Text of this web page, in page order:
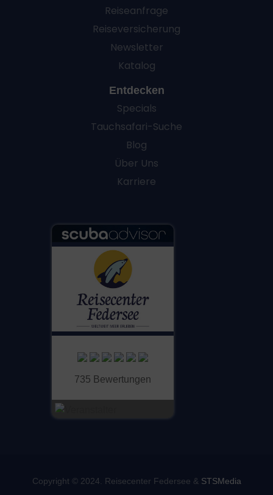
Reiseanfrage
Reiseversicherung
Newsletter
Katalog
Entdecken
Specials
Tauchsafari-Suche
Blog
Über Uns
Karriere
735 Bewertungen
Copyright © 2024. Reisecenter Federsee & STSMedia